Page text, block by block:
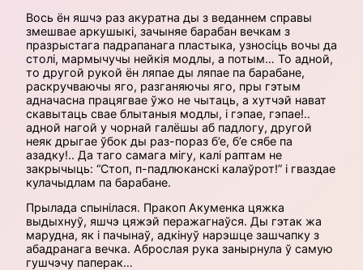
Вось ён яшчэ раз акуратна ды з веданнем справы
змешвае аркушыкі, зачыняе барабан вечкам з
празрыстага падрапанага пластыка, узносіць вочы да
столі, мармычучы нейкія модлы, а потым… То адной,
то другой рукой ён ляпае ды ляпае па барабане,
раскручваючы яго, разганяючы яго, пры гэтым
адначасна працягвае ўжо не чытаць, а хутчэй нават
скавытаць свае блытаныя модлы, і гэпае, гэпае!..
адной нагой у чорнай галёшы аб падлогу, другой
неяк дрыгае ўбок ды раз-пораз б’е, б’е сябе па
азадку!.. Да таго самага мігу, калі раптам не
закрычыць: “Стоп, п-падлюканскі калаўрот!” і гваздае
кулачыдлам па барабане.
Прылада спынілася. Пракоп Акуменка цяжка
выдыхнуў, яшчэ цяжэй перажагнаўся. Ды гэтак жа
марудна, як і пачынаў, адкінуў нарэшце зашчапку з
абадранага вечка. Аброслая рука занырнула ў самую
гушчэчу паперак…